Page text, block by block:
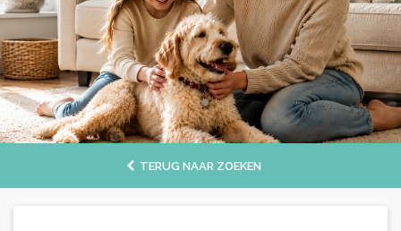
TERUG NAAR ZOEKEN